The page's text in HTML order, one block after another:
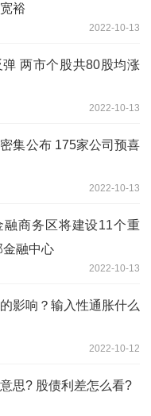
裕
2022-10-13
两市个股共80股均涨
2022-10-13
集公布 175家公司预喜
2022-10-13
融商务区将建设11个重
金融中心
2022-10-13
影响？输入性通胀什么
2022-10-12
思? 股债利差怎么看?